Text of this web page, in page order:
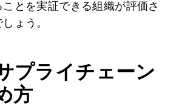
とを実証できる組織が評価さ
ょう。
プライチェーン
方